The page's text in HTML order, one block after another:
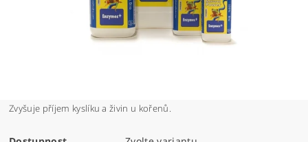
Zvyšuje příjem kyslíku a živin u kořenů.